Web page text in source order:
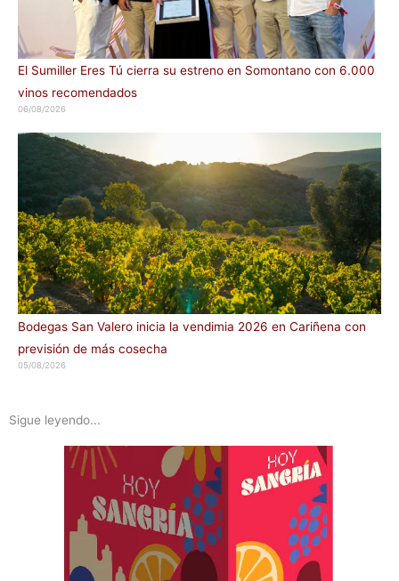
El Sumiller Eres Tú cierra su estreno en Somontano con 6.000
vinos recomendados
06/08/2026
Bodegas San Valero inicia la vendimia 2026 en Cariñena con
previsión de más cosecha
05/08/2026
Sigue leyendo...